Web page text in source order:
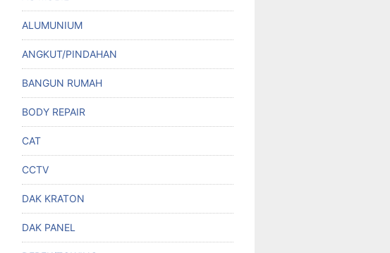
ALUMUNIUM
ANGKUT/PINDAHAN
BANGUN RUMAH
BODY REPAIR
CAT
CCTV
DAK KRATON
DAK PANEL